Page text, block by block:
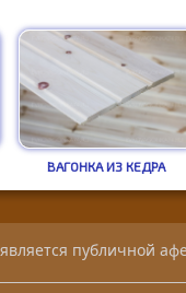
ВАГОНКА ИЗ КЕДРА
публичной